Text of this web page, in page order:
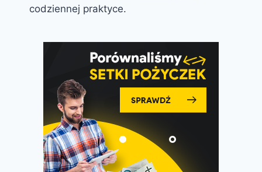
codziennej praktyce.